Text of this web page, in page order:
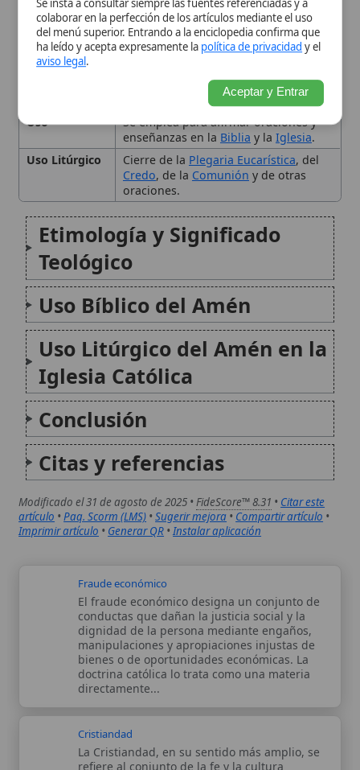
oraciones.
Etimología y Significado
Teológico
Uso Bíblico del Amén
Uso Litúrgico del Amén en la
Iglesia Católica
Conclusión
Citas y referencias
Modificado el 31 de agosto de 2025 •
artículo
•Paq. Scorm (LMS)•Sugerir mejora•Compartir artículo
Imprimir artículo•Generar QR•Instalar aplicación
Fraude económico
El fraude económico designa un conjunto de
conductas que dañan la justicia social y la
dignidad de la persona mediante engaños,
manipulaciones y apropiaciones injustas de
bienes o de oportunidades económicas. La
doctrina católica lo trata como una materia
directamente...
Cristiandad
La Cristiandad, en su sentido más amplio, se
refiere al conjunto de la fe y la cultura
una ideología, sino una...
Autor: Comité editorial
Artículo supervisado por el Comité
editorial de Wikitólica. Las afirmaciones
del artículo están basadas y contrastadas
teológicos, documentos históricos, actas
de concilios, encíclicas, fuentes